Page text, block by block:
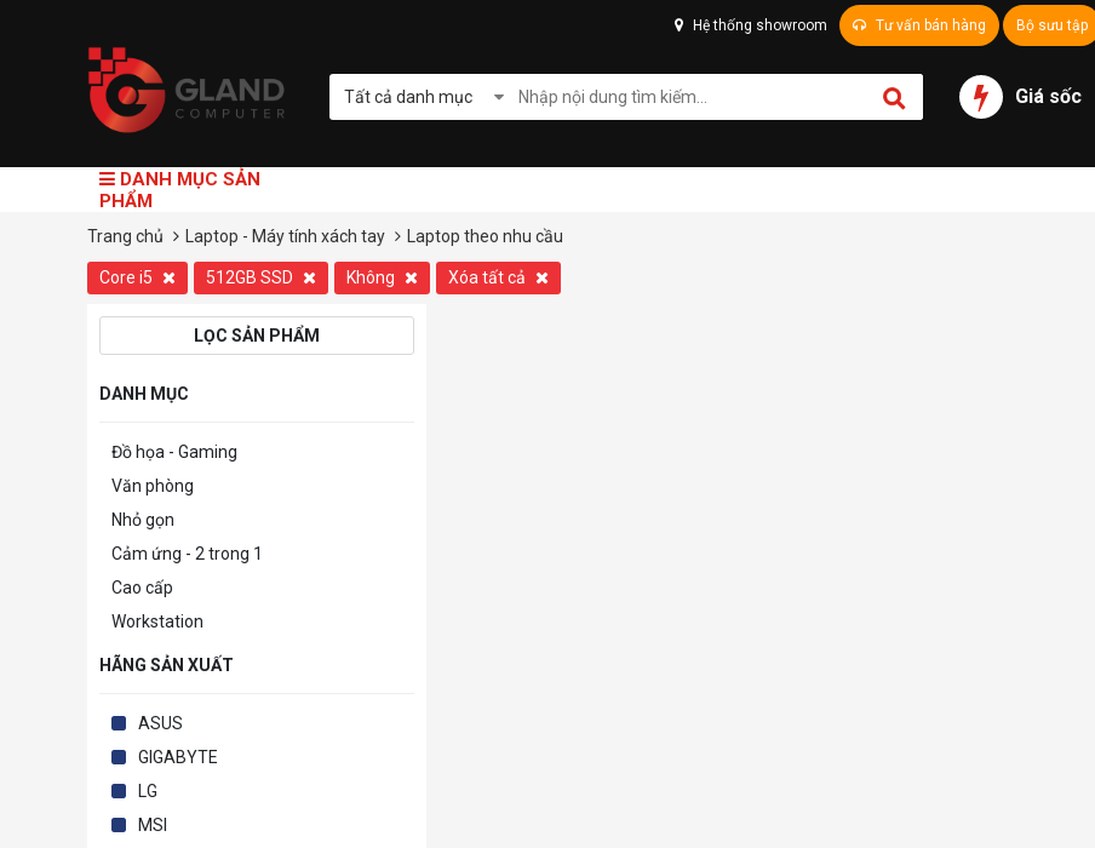
Hệ thống showroom Tư vấn bán hàng Bộ sưu tập
Tất cả danh mục Giá sốc
DANH MỤC SẢN
PHẨM
Trang chủ Laptop - Máy tính xách tay Laptop theo nhu cầu
Core i5 512GB SSD Không Xóa tất cả
LỌC SẢN PHẨM
DANH MỤC
Đồ họa - Gaming
Văn phòng
Nhỏ gọn
Cảm ứng - 2 trong 1
Cao cấp
Workstation
HÃNG SẢN XUẤT
ASUS
GIGABYTE
LG
MSI